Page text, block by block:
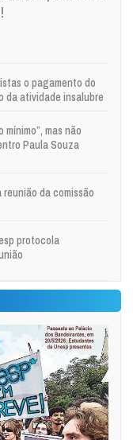
o pagamento do
da atividade insalubre
mínimo”, mas não
Paula Souza
reunião da comissão
protocola